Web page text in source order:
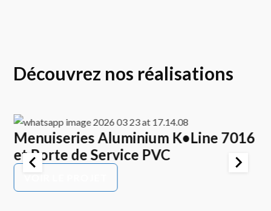
Découvrez nos réalisations
Menuiseries Aluminium K•Line 7016
et Porte de Service PVC